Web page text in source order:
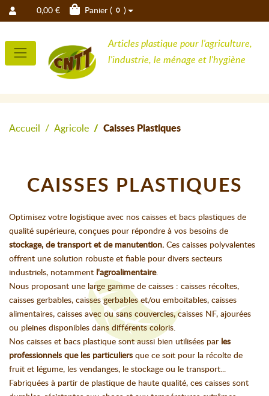
0,00 € Panier ( 0 )
Articles plastique pour l'agriculture,
l'industrie, le ménage et l'hygiène
Accueil Agricole Caisses Plastiques
CAISSES PLASTIQUES
Optimisez votre logistique avec nos caisses et bacs plastiques de
qualité supérieure, conçues pour répondre à vos besoins de
stockage, de transport et de manutention. Ces caisses polyvalentes
offrent une solution robuste et fiable pour divers secteurs
industriels, notamment l'agroalimentaire.
Nous proposant une large gamme de caisses : caisses récoltes,
caisses gerbables, caisses gerbables et/ou emboitables, caisses
alimentaires, caisses avec ou sans couvercles, caisses NF, ajourées
ou pleines disponibles dans différents coloris.
Nos caisses et bacs plastique sont aussi bien utilisées par les
professionnels que les particuliers que ce soit pour la récolte de
fruit et légume, les vendanges, le stockage ou le transport...
Fabriquées à partir de plastique de haute qualité, ces caisses sont